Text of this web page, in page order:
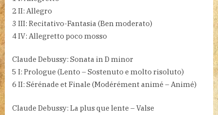
2 II: Allegro
3 III: Recitativo-Fantasia (Ben moderato)
4 IV: Allegretto poco mosso
Claude Debussy: Sonata in D minor
5 I: Prologue (Lento – Sostenuto e molto risoluto)
6 II: Sérénade et Finale (Modérément animé – Animé)
Claude Debussy: La plus que lente – Valse